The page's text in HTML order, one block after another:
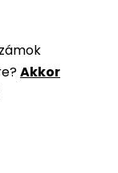
Akkor